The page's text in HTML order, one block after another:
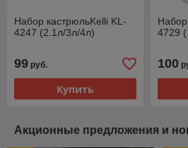
Набор кастрюльKelli KL-
4247 (2.1л/3л/4л)
99 руб.
Купить
4729
100
Акционные предложения и